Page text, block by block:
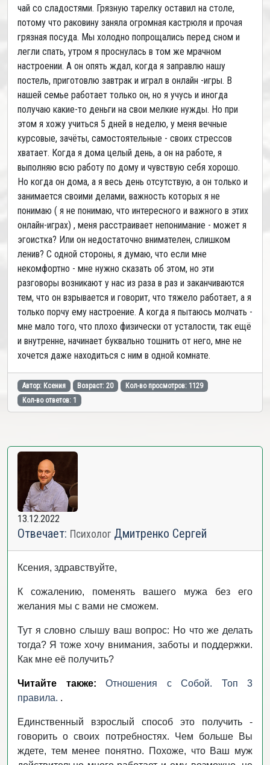
чай со сладостями. Грязную тарелку оставил на столе,
потому что раковину заняла огромная кастрюля и прочая
грязная посуда. Мы холодно попрощались перед сном и
легли спать, утром я проснулась в том же мрачном
настроении. А он опять ждал, когда я заправлю нашу
постель, приготовлю завтрак и играл в онлайн -игры. В
нашей семье работает только он, но я учусь и иногда
получаю какие-то деньги на свои мелкие нужды. Но при
этом я хожу учиться 5 дней в неделю, у меня вечные
курсовые, зачёты, самостоятельные - своих стрессов
хватает. Когда я дома целый день, а он на работе, я
выполняю всю работу по дому и чувствую себя хорошо.
Но когда он дома, а я весь день отсутствую, а он только и
занимается своими делами, важность которых я не
понимаю ( я не понимаю, что интересного и важного в этих
онлайн-играх) , меня расстраивает непонимание - может я
эгоистка? Или он недостаточно внимателен, слишком
ленив? С одной стороны, я думаю, что если мне
некомфортно - мне нужно сказать об этом, но эти
разговоры возникают у нас из раза в раз и заканчиваются
тем, что он взрывается и говорит, что тяжело работает, а я
только порчу ему настроение. А когда я пытаюсь молчать -
мне мало того, что плохо физически от усталости, так ещё
и внутренне, начинает буквально тошнить от него, мне не
хочется даже находиться с ним в одной комнате.
Автор: Ксения Возраст: 20
Кол-во просмотров: 1129
Кол-во ответов: 1
13.12.2022
Отвечает: Психолог Дмитренко Сергей
Ксения, здравствуйте,
К сожалению, поменять вашего мужа без его
желания мы с вами не сможем.
Тут я словно слышу ваш вопрос: Но что же делать
тогда? Я тоже хочу внимания, заботы и поддержки.
Как мне её получить?
Читайте также:
Отношения с Собой. Топ 3
правила. .
Единственный взрослый способ это получить -
говорить о своих потребностях. Чем больше Вы
ждете, тем менее понятно. Похоже, что Ваш муж